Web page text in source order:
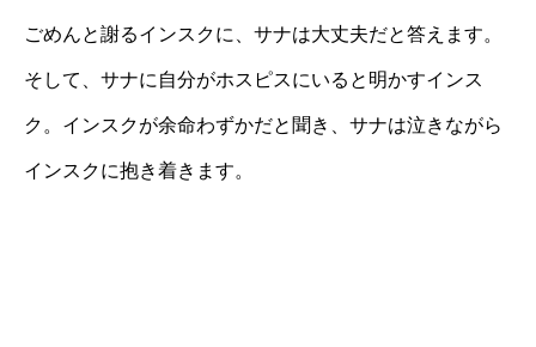
ごめんと謝るインスクに、サナは大丈夫だと答えます。
そして、サナに自分がホスピスにいると明かすインス
ク。インスクが余命わずかだと聞き、サナは泣きながら
インスクに抱き着きます。